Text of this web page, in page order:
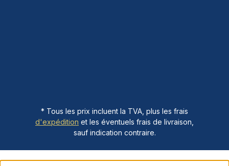
* Tous les prix incluent la TVA, plus les frais
d'expédition et les éventuels frais de livraison,
sauf indication contraire.